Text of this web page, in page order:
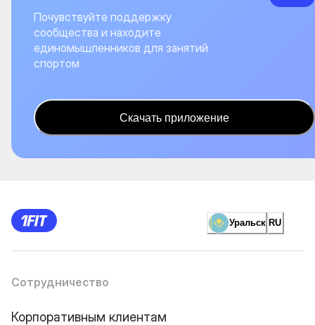
Почувствуйте поддержку
сообщества и находите
единомышленников для занятий
спортом
Скачать приложение
Уральск RU
Сотрудничество
Корпоративным клиентам